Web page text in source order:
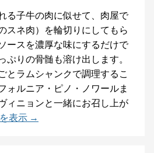
る子牛の肉に似せて、肉屋で
スネ肉）を輪切りにしてもら
ースを濃厚な味にするだけで
ぷりの骨髄も溶け出します。
とラムシャンクで調理するこ
ォルニア・ピノ・ノワールま
ィニョンと一緒にお召し上が
表示 →